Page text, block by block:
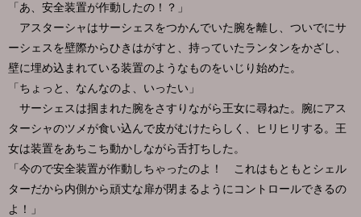
「あ、安全装置が作動したの！？」
アスターシャはサーシェスをつかんでいた腕を離し、ついでにサ
ーシェスを壁際からひきはがすと、持っていたランタンをかざし、
壁に埋め込まれている装置のようなものをいじり始めた。
「ちょっと、なんなのよ、いったい」
サーシェスは掴まれた腕をさすりながら王女に尋ねた。腕にアス
ターシャのツメが食い込んで皮がむけたらしく、ヒリヒリする。王
女は装置をあちこち動かしながら舌打ちした。
「今ので安全装置が作動しちゃったのよ！ これはもともとシェル
ターだから内側から頑丈な扉が閉まるようにコントロールできるの
よ！」